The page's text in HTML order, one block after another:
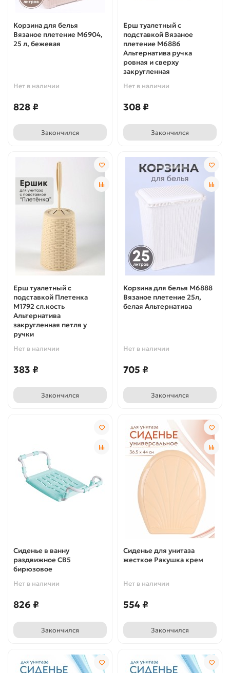
Корзина для белья
Вязаное плетение М6904,
25 л, бежевая
Нет в наличии
828 ₽
Закончился
Ерш туалетный с
подставкой Вязаное
плетение М6886
Альтернатива ручка
ровная и сверху
закругленная
Нет в наличии
308 ₽
Закончился
Ерш туалетный с
подставкой Плетенка
М1792 сл.кость
Альтернатива
закругленная петля у
ручки
Нет в наличии
383 ₽
Закончился
Корзина для белья М6888
Вязаное плетение 25л,
белая Альтернатива
Нет в наличии
705 ₽
Закончился
Сиденье в ванну
раздвижное СВ5
бирюзовое
Нет в наличии
826 ₽
Закончился
Сиденье для унитаза
жесткое Ракушка крем
Нет в наличии
554 ₽
Закончился